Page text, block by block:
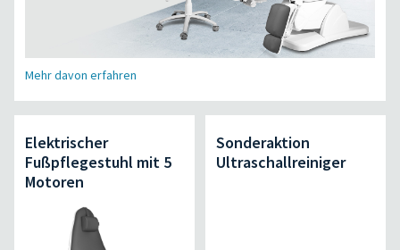
Mehr davon erfahren
Elektrischer
Fußpflegestuhl mit 5
Motoren
Sonderaktion
Ultraschallreiniger